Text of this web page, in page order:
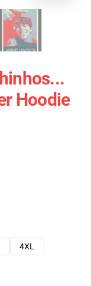
Hoodie
4XL